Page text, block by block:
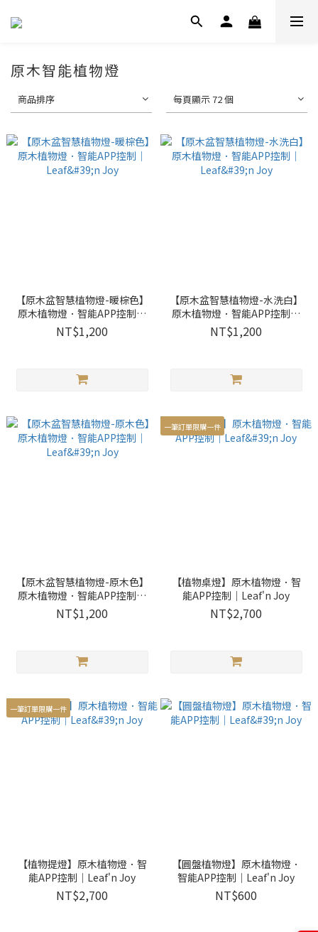
原木智能植物燈
商品排序 每頁顯示 72 個
【原木盆智慧植物燈-暖棕色】
原木植物燈．智能APP控制｜
Leaf'n Joy
NT$1,200
【原木盆智慧植物燈-水洗白】
原木植物燈．智能APP控制｜
Leaf'n Joy
NT$1,200
【原木盆智慧植物燈-原木色】
原木植物燈．智能APP控制｜
Leaf'n Joy
NT$1,200
一筆訂單限購一件
【植物桌燈】原木植物燈．智
能APP控制｜Leaf'n Joy
NT$2,700
一筆訂單限購一件
【植物提燈】原木植物燈．智
能APP控制｜Leaf'n Joy
NT$2,700
【圓盤植物燈】原木植物燈．
智能APP控制｜Leaf'n Joy
NT$600